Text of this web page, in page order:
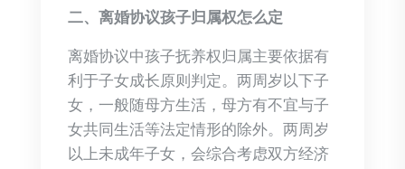
二、离婚协议孩子归属权怎么定
离婚协议中孩子抚养权归属主要依据有
利于子女成长原则判定。两周岁以下子
女，一般随母方生活，母方有不宜与子
女共同生活等法定情形的除外。两周岁
以上未成年子女，会综合考虑双方经济